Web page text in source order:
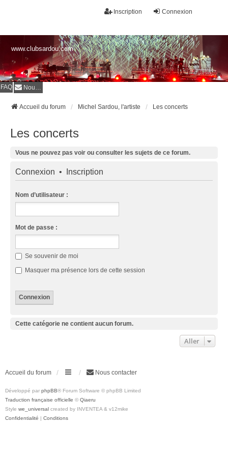
Connexion
Inscription
www.clubsardou.com
FAQ Nous contacter
Accueil du forum Michel Sardou, l'artiste Les concerts
Les concerts
Vous ne pouvez pas voir ou consulter les sujets de ce forum.
Connexion • Inscription
Nom d’utilisateur :
Mot de passe :
Se souvenir de moi
Masquer ma présence lors de cette session
Cette catégorie ne contient aucun forum.
Aller
Accueil du forum Nous contacter
Développé par phpBB® Forum Software © phpBB Limited
Traduction française officielle © Qiaeru
Style we_universal created by INVENTEA & v12mike
Confidentialité | Conditions